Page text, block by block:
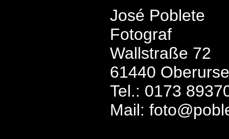
José Poblete
Fotograf
Wallstraße 72
61440
Tel.: 0173
Mail: